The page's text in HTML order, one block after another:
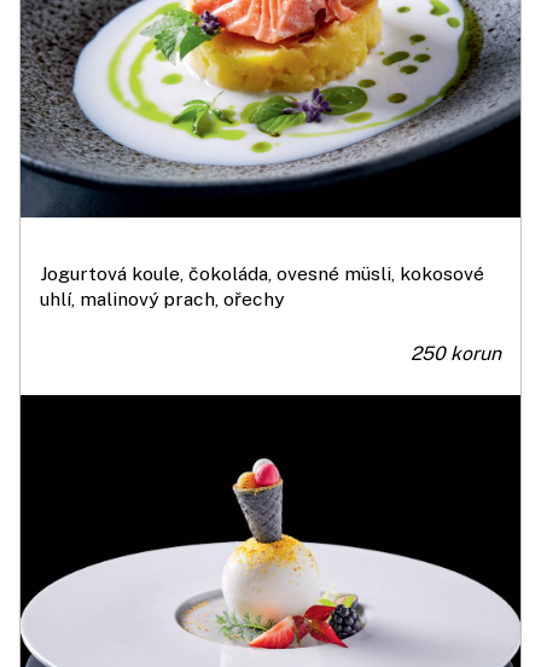
Jogurtová koule, čokoláda, ovesné müsli, kokosové
uhlí, malinový prach, ořechy
250 korun